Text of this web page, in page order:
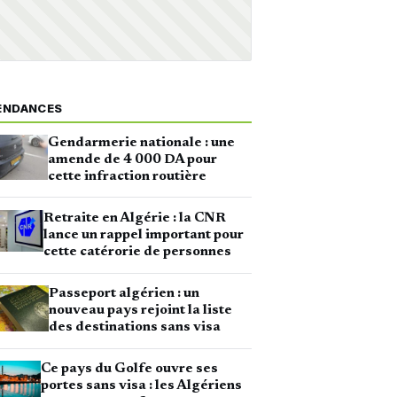
Gendarmerie nationale : une
amende de 4 000 DA pour
cette infraction routière
Retraite en Algérie : la CNR
lance un rappel important pour
cette catérorie de personnes
Passeport algérien : un
nouveau pays rejoint la liste
des destinations sans visa
Ce pays du Golfe ouvre ses
portes sans visa : les Algériens